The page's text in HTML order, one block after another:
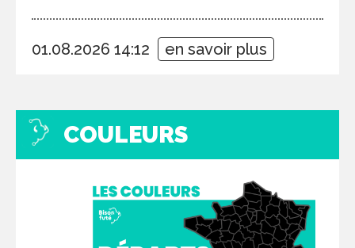
01.08.2026 14:12 en savoir plus
COULEURS